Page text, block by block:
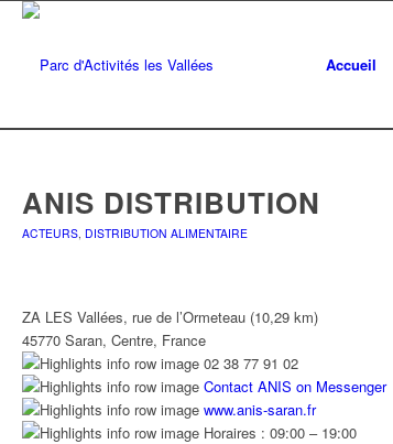
Accueil
ANIS DISTRIBUTION
ACTEURS, DISTRIBUTION ALIMENTAIRE
ZA LES Vallées, rue de l’Ormeteau (10,29 km)
45770 Saran, Centre, France
02 38 77 91 02
Contact ANIS on Messenger
www.anis-saran.fr
Horaires : 09:00 – 19:00